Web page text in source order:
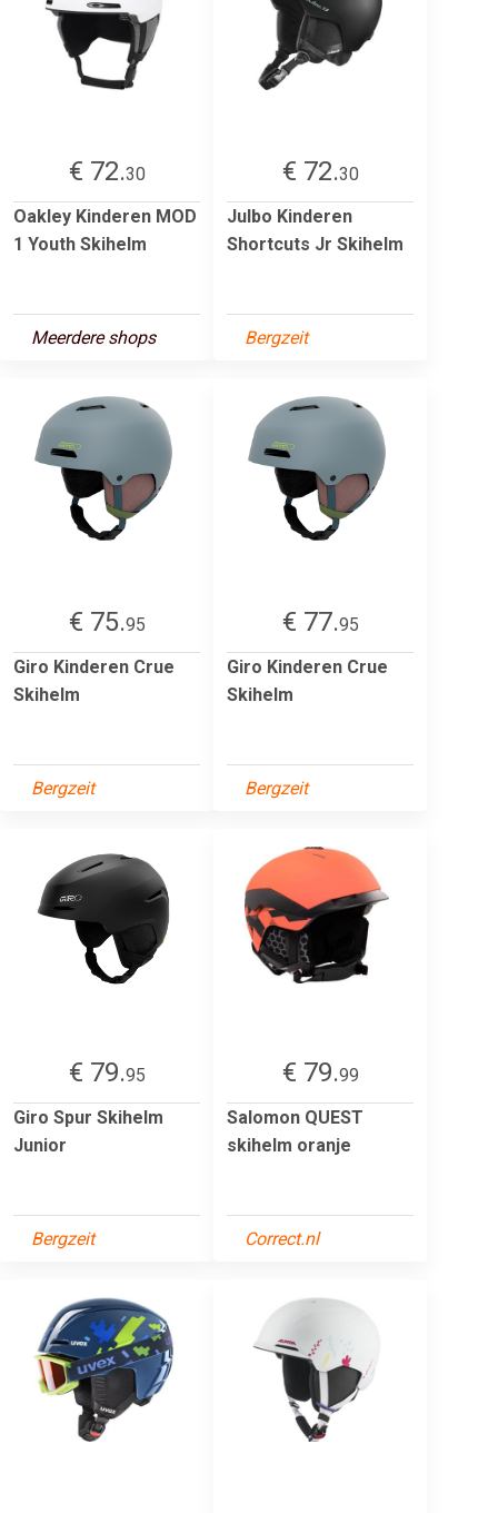
€ 72.30
Oakley Kinderen MOD
1 Youth Skihelm
Meerdere shops
€ 72.30
Julbo Kinderen
Shortcuts Jr Skihelm
Bergzeit
€ 75.95
Giro Kinderen Crue
Skihelm
Bergzeit
€ 77.95
Giro Kinderen Crue
Skihelm
Bergzeit
€ 79.95
Giro Spur Skihelm
Junior
Bergzeit
€ 79.99
Salomon QUEST
skihelm oranje
Correct.nl